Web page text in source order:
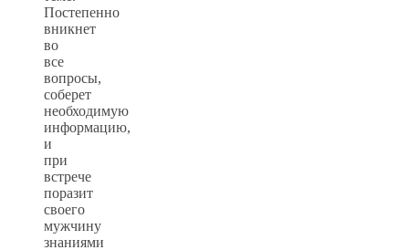
Постепенно
вникнет
во
все
вопросы,
соберет
необходимую
информацию,
и
при
встрече
поразит
своего
мужчину
знаниями